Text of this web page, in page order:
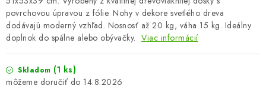
PRE DETI
AUTO-MOTO
PRODUKTY HISTORICKE BEZ ZASOBY
povrchovou úpravou z fólie. Nohy v dekore svetlého dreva
dodávajú moderný vzhľad. Nosnosť až 20 kg, váha 15 kg. Ideálny
doplnok do spálne alebo obývačky. Viac informácií
Skladom (1 ks)
14.8.2026